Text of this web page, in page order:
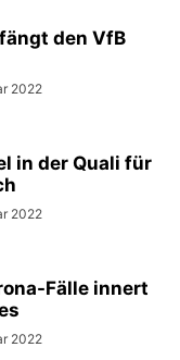
den VfB
2022
in der Quali für
2022
Fälle innert
2022